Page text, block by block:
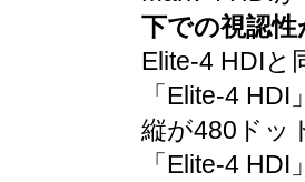
下での視認性
Elite-4 HDIと
「Elite-4
縦が480ドッ
「Elite-4